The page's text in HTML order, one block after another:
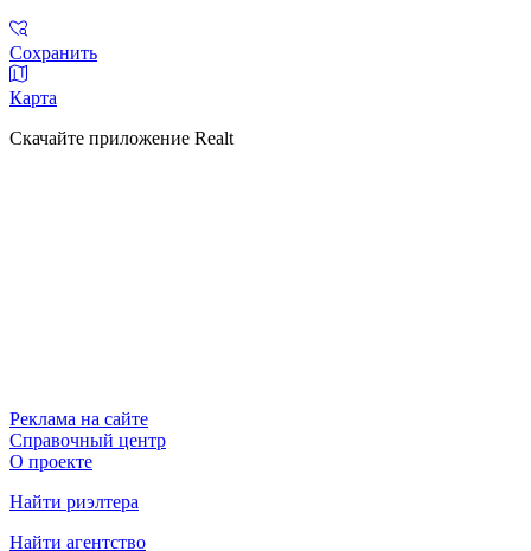
Сохранить
Карта
Скачайте приложение Realt
Реклама на сайте
Справочный центр
О проекте
Найти риэлтера
Найти агентство